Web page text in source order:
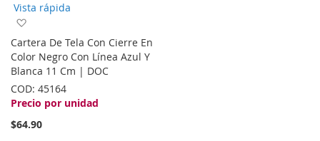
Vista rápida
la
lista
de
deseos
Cartera De Tela Con Cierre En
Color Negro Con Línea Azul Y
Blanca 11 Cm | DOC
COD: 45164
Precio por unidad
$64.90